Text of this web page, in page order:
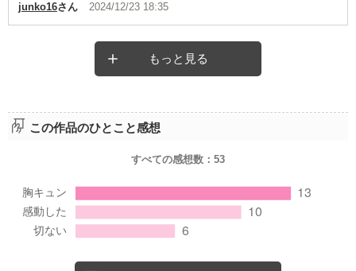
junko16さん 2024/12/23 18:35
もっと見る
この作品のひとこと感想
すべての感想数： 53